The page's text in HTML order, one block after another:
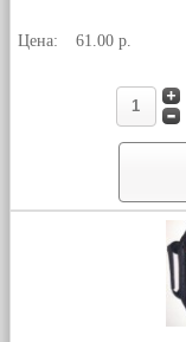
Цена: 61.00 р.